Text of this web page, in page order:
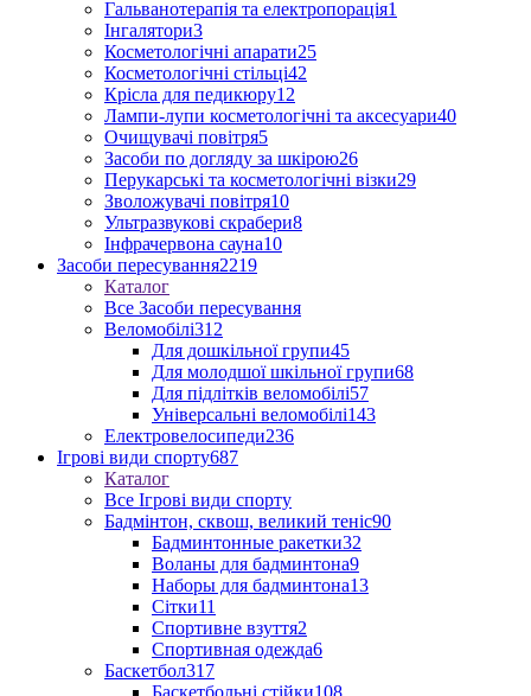
Гальванотерапія та електропорація1
Інгалятори3
Косметологічні апарати25
Косметологічні стільці42
Крісла для педикюру12
Лампи-лупи косметологічні та аксесуари40
Очищувачі повітря5
Засоби по догляду за шкірою26
Перукарські та косметологічні візки29
Зволожувачі повітря10
Ультразвукові скрабери8
Інфрачервона сауна10
Засоби пересування2219
Каталог
Все Засоби пересування
Веломобілі312
Для дошкільної групи45
Для молодшої шкільної групи68
Для підлітків веломобілі57
Універсальні веломобілі143
Електровелосипеди236
Ігрові види спорту687
Каталог
Все Ігрові види спорту
Бадмінтон, сквош, великий теніс90
Бадминтонные ракетки32
Воланы для бадминтона9
Наборы для бадминтона13
Сітки11
Спортивне взуття2
Спортивная одежда6
Баскетбол317
Баскетбольні стійки108